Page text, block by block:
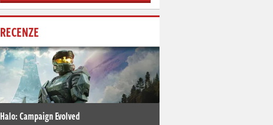
RECENZE
Halo: Campaign Evolved